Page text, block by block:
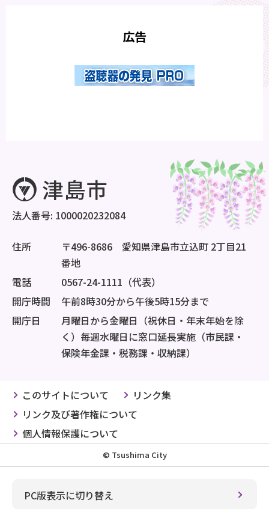
広告
法人番号: 1000020232084
住所
〒496-8686 愛知県津島市立込町 2丁目21
番地
電話
0567-24-1111（代表）
開庁時間
午前8時30分から午後5時15分まで
開庁日
月曜日から金曜日（祝休日・年末年始を除
く）毎週水曜日に窓口延長実施（市民課・
保険年金課・税務課・収納課）
このサイトについて
リンク集
リンク及び著作権について
個人情報保護について
© Tsushima City
PC版表示に切り替え